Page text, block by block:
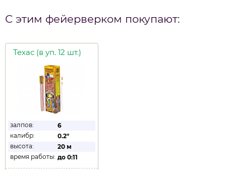
С этим фейерверком покупают:
Техас (в уп. 12 шт.)
залпов:
6
калибр:
0.2"
высота:
20 м
время работы: до 0:11